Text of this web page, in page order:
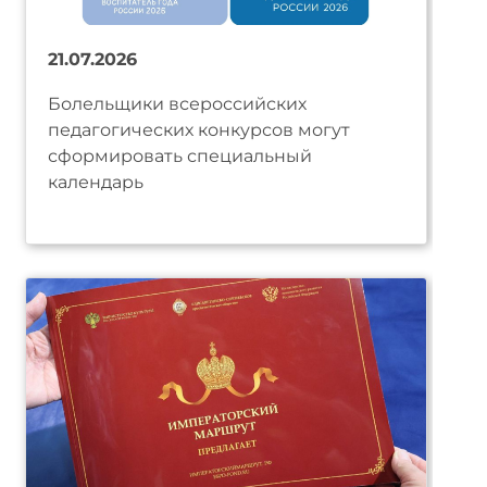
21.07.2026
Болельщики всероссийских
педагогических конкурсов могут
сформировать специальный
календарь